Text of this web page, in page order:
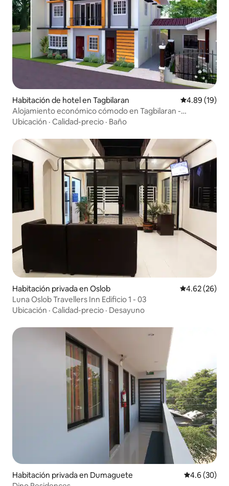
Habitación de hotel en Tagbilaran Calificación
4.89 (19)
Alojamiento económico cómodo en Tagbilaran -
Habitación 1
Ubicación · Calidad-precio · Baño
Habitación privada en Oslob Calificación
4.62 (26)
Luna Oslob Travellers Inn Edificio 1 - 03
Ubicación · Calidad-precio · Desayuno
Habitación privada en Dumaguete Calificación
4.6 (30)